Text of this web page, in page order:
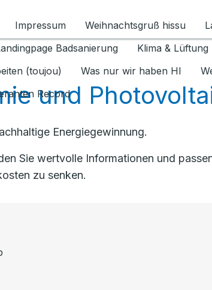
für Datenschutz 1.6.2026
Impressum Weihnachtsgruß hissu
Badsanierung
Klima & Lüftung
(toujou) Was nur wir haben HI
Record
und
Energiegewinnung.
Sie wertvolle Informationen und
zu senken.